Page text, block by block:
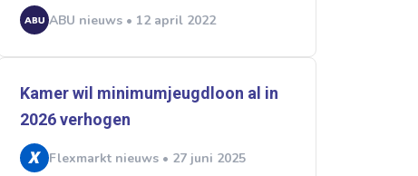
ABU nieuws • 12 april 2022
Kamer wil minimumjeugdloon al in
2026 verhogen
Flexmarkt nieuws • 27 juni 2025